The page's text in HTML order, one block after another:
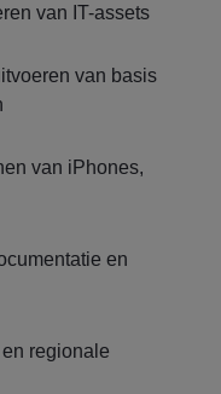
van IT-assets
van basis
van iPhones,
en
regionale